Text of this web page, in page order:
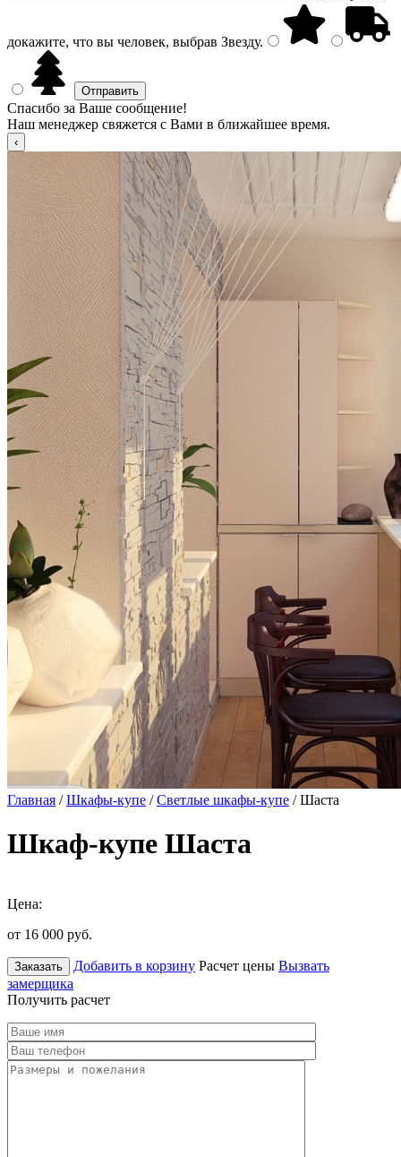
докажите, что вы человек, выбрав Звезду.
Спасибо за Ваше сообщение!
Наш менеджер свяжется с Вами в ближайшее время.
Главная /Шкафы-купе /Светлые шкафы-купе / Шаста
Шкаф-купе Шаста
Цена:
от 16 000 руб.
Заказать Добавить в корзину Расчет цены Вызвать
замерщика
Получить расчет